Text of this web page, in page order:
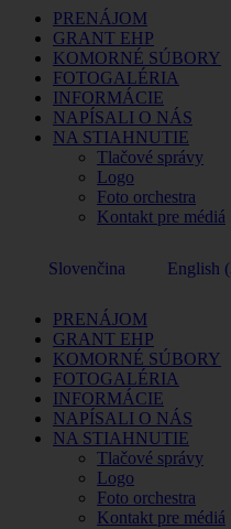
PRENÁJOM
GRANT EHP
KOMORNÉ SÚBORY
FOTOGALÉRIA
INFORMÁCIE
NAPÍSALI O NÁS
NA STIAHNUTIE
Tlačové správy
Logo
Foto orchestra
Kontakt pre médiá
Slovenčina English (
PRENÁJOM
GRANT EHP
KOMORNÉ SÚBORY
FOTOGALÉRIA
INFORMÁCIE
NAPÍSALI O NÁS
NA STIAHNUTIE
Tlačové správy
Logo
Foto orchestra
Kontakt pre médiá